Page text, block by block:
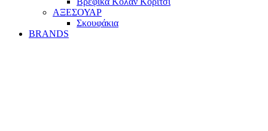
ΑΞΕΣΟΥΑΡ
Σκουφάκια
BRANDS